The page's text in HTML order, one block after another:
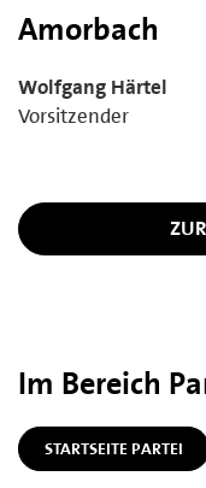
Amorbach
Wolfgang Härtel
Vorsitzender
Im Bereich
STARTSEITE PARTEI